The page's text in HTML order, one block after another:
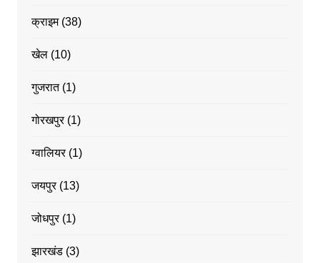
क्राइम(38)
खेल(10)
गुजरात(1)
गोरखपुर(1)
ग्वालियर(1)
जयपुर(13)
जोधपुर(1)
झारखंड(3)